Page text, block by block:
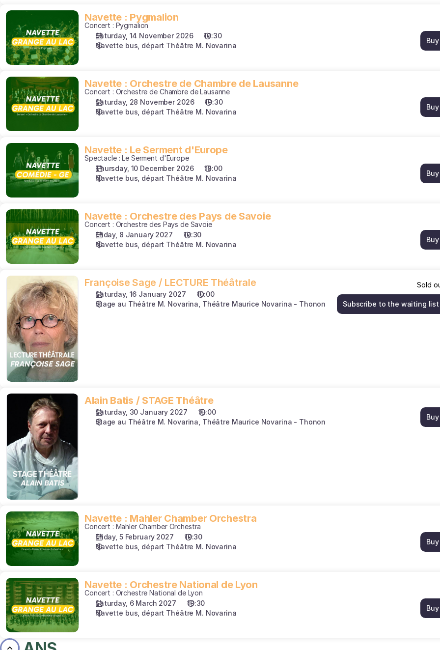
Navette
Pygmalion
Navette : Pygmalion
Concert : Pygmalion
Saturday, 14 November 2026
19:30
Navette bus, départ Théâtre M. Novarina
Buy
Navette
Orchestre
de
Chambre
Lausanne
Navette : Orchestre de Chambre de Lausanne
Concert : Orchestre de Chambre de Lausanne
Saturday, 28 November 2026
19:30
Navette bus, départ Théâtre M. Novarina
Buy
Navette
Serment
d'Europe
Navette : Le Serment d'Europe
Spectacle : Le Serment d'Europe
Thursday, 10 December 2026
18:00
Navette bus, départ Théâtre M. Novarina
Buy
Navette
:
Orchestre
des
Pays
Savoie
Navette : Orchestre des Pays de Savoie
Concert : Orchestre des Pays de Savoie
Friday, 8 January 2027
19:30
Navette bus, départ Théâtre M. Novarina
Buy
Françoise
Sage
LECTURE
Théâtrale
Françoise Sage / LECTURE Théâtrale
Saturday, 16 January 2027
10:00
Stage au Théâtre M. Novarina Théâtre Maurice Novarina - Thonon
Sold
Subscribe to the waiting list
STAGE
Théâtre
Alain Batis / STAGE Théâtre
Saturday, 30 January 2027
10:00
Stage au Théâtre M. Novarina Théâtre Maurice Novarina - Thonon
Buy
Navette
Mahler
Chamber
Orchestra
Navette : Mahler Chamber Orchestra
Concert : Mahler Chamber Orchestra
Friday, 5 February 2027
19:30
Navette bus, départ Théâtre M. Novarina
Buy
Navette
:
Orchestre
National
de
Lyon
Navette : Orchestre National de Lyon
Concert : Orchestre National de Lyon
Saturday, 6 March 2027
19:30
Navette bus, départ Théâtre M. Novarina
Buy